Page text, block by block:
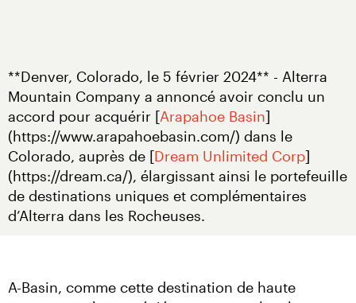
**Denver, Colorado, le 5 février 2024** - Alterra
Mountain Company a annoncé avoir conclu un
accord pour acquérir [Arapahoe Basin]
(https://www.arapahoebasin.com/) dans le
Colorado, auprès de [Dream Unlimited Corp]
(https://dream.ca/), élargissant ainsi le portefeuille
de destinations uniques et complémentaires
d’Alterra dans les Rocheuses.
A-Basin, comme cette destination de haute